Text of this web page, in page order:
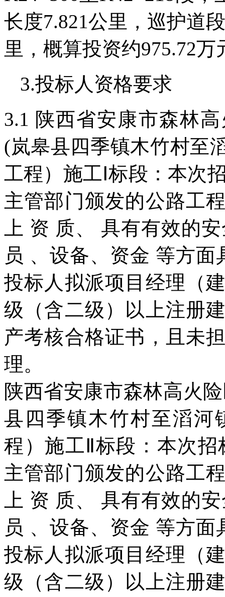
长度7.821公里，巡护道
里，概算投资约975.72万
3.投标人资格要求
3.1 陕西省安康市森林
(岚皋县四季镇木竹村至
工程）施工Ⅰ标段：本次
主管部门颁发的公路工
上 资 质、 具有有效的
员 、设备、资金 等方
投标人拟派项目经理（
级（含二级）以上注册
产考核合格证书，且未
理。
陕西省安康市森林高火
县四季镇木竹村至滔河
程）施工Ⅱ标段：本次
主管部门颁发的公路工
上 资 质、 具有有效的
员 、设备、资金 等方
投标人拟派项目经理（
级（含二级）以上注册